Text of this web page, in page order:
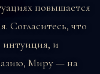
повышается
Согласитесь, что
и
Миру — на